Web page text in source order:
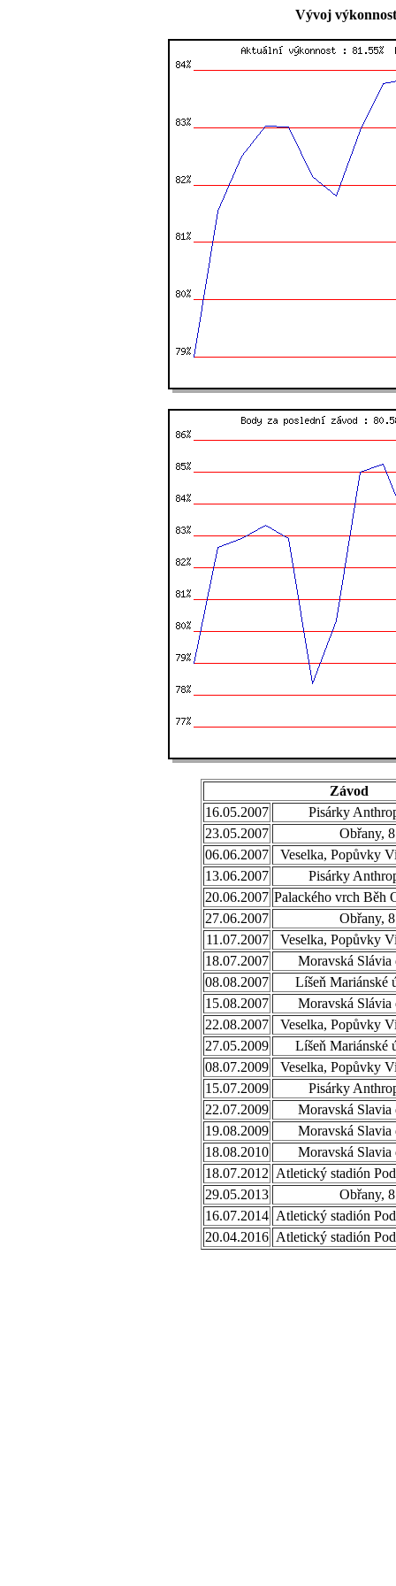
Vývoj
Závod
16.05.2007
Pisárky
23.05.2007
Obřany,
06.06.2007
Veselka, Popůvky
13.06.2007
Pisárky
20.06.2007 Palackého vrch Běh
27.06.2007
Obřany,
11.07.2007
Veselka, Popůvky
18.07.2007
Moravská Slávia
08.08.2007
Líšeň Mariánské
15.08.2007
Moravská Slávia
22.08.2007
Veselka, Popůvky
27.05.2009
Líšeň Mariánské
08.07.2009
Veselka, Popůvky
15.07.2009
Pisárky
22.07.2009
Moravská Slavia
19.08.2009
Moravská Slavia
18.08.2010
Moravská Slavia
18.07.2012 Atletický stadión
29.05.2013
Obřany,
16.07.2014 Atletický stadión
20.04.2016 Atletický stadión